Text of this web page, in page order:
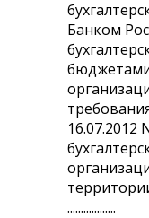
Банком
16.07.2012
..................